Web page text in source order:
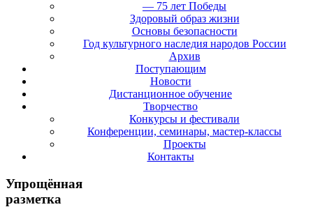
— 75 лет Победы
Здоровый образ жизни
Основы безопасности
Год культурного наследия народов России
Архив
Поступающим
Новости
Дистанционное обучение
Творчество
Конкурсы и фестивали
Конференции, семинары, мастер-классы
Проекты
Контакты
Упрощённая
разметка